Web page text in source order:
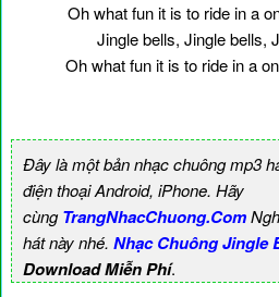
Oh what fun it is to ride in a
Jingle bells, Jingle bells,
Oh what fun it is to ride in a
Đây là một bản nhạc chuông mp3
điện thoại Android, iPhone. Hãy
cùngTrangNhacChuong.Com
hát này nhé. Nhạc Chuông Jingle
Download Miễn Phí.